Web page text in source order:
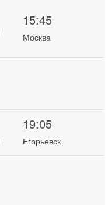
15:45
Москва
19:05
Егорьевск